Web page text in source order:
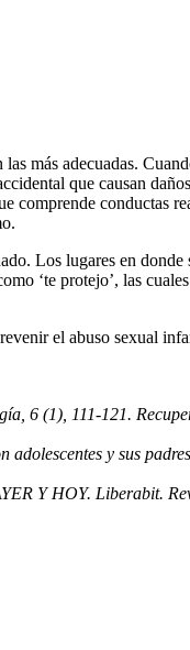
más adecuadas.
que causan
comprende conductas
Los lugares en
‘te protejo’, las
el abuso sexual
6 (1), 111-121.
y sus
Y HOY. Liberabit.